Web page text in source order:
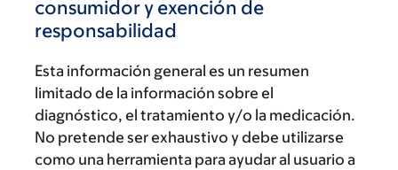
consumidor y exención de
responsabilidad
Esta información general es un resumen
limitado de la información sobre el
diagnóstico, el tratamiento y/o la medicación.
No pretende ser exhaustivo y debe utilizarse
como una herramienta para ayudar al usuario a